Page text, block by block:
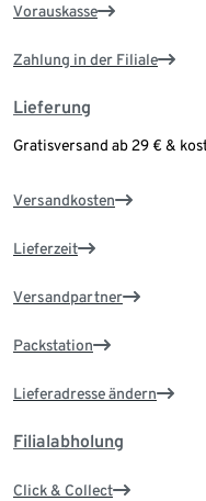
Vorauskasse
Zahlung in der Filiale
Lieferung
Gratisversand ab 29 € &
Versandkosten
Lieferzeit
Versandpartner
Packstation
Lieferadresse ändern
Filialabholung
Click & Collect